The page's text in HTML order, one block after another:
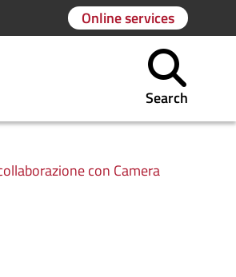
Online services
Search
con Camera